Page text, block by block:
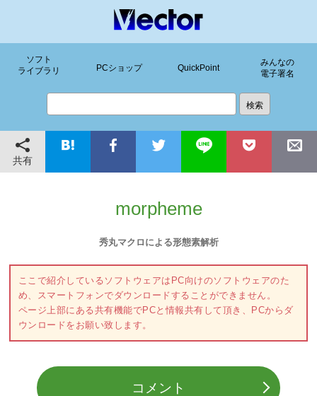
ソフト
ライブラリ
PCショップ QuickPoint
みんなの
電子署名
共有
morpheme
秀丸マクロによる形態素解析
ここで紹介しているソフトウェアはPC向けのソフトウェアのた
め、スマートフォンでダウンロードすることができません。
ページ上部にある共有機能でPCと情報共有して頂き、PCからダ
ウンロードをお願い致します。
コメント